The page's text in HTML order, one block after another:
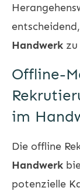
Handwerk
Offline-
im
Die offline
Handwerk
potenzielle